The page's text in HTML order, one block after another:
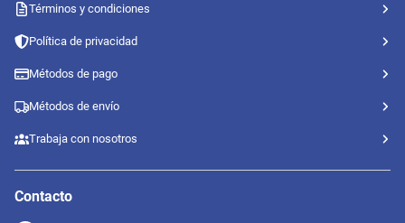
Términos y condiciones
Política de privacidad
Métodos de pago
Métodos de envío
Trabaja con nosotros
Contacto